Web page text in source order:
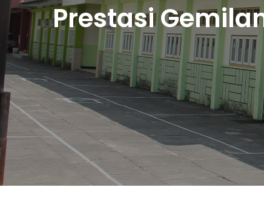
Prestasi